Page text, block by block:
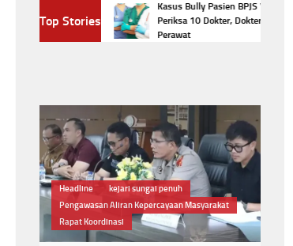
Top Stories
Terjadi pada
Kasus Bully Pasien BPJS Viral, KKI
Periksa 10 Dokter, Dokter Gigi, dan
Perawat
#Jaga Kesehatan
Headline
Jaga Kesehatan Mata
Manfaat Makan Telur